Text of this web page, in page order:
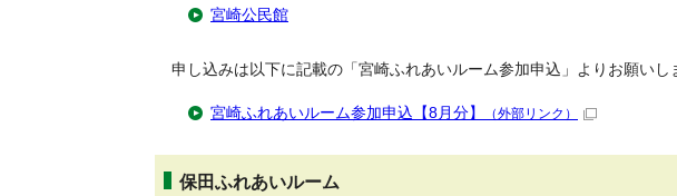
宮崎公民館
申し込みは以下に記載の「宮崎ふれあいルーム参加申込」よりお願いし
宮崎ふれあいルーム参加申込【8月分】 （外部リンク）
保田ふれあいルーム